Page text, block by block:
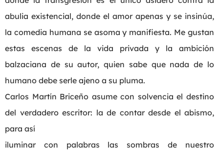
abulia existencial, donde el amor apenas y se insinúa,
la comedia humana se asoma y manifiesta. Me gustan
estas escenas de la vida privada y la ambición
balzaciana de su autor, quien sabe que nada de lo
humano debe serle ajeno a su pluma.
Carlos Martín Briceño asume con solvencia el destino
del verdadero escritor: la de contar desde el abismo,
para así
iluminar con palabras las sombras de nuestro